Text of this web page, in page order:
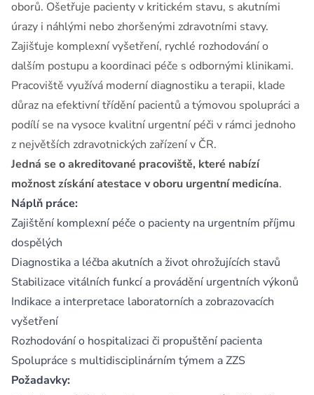
oborů. Ošetřuje pacienty v kritickém stavu, s akutními
úrazy i náhlými nebo zhoršenými zdravotními stavy.
Zajišťuje komplexní vyšetření, rychlé rozhodování o
dalším postupu a koordinaci péče s odbornými klinikami.
Pracoviště využívá moderní diagnostiku a terapii, klade
důraz na efektivní třídění pacientů a týmovou spolupráci a
podílí se na vysoce kvalitní urgentní péči v rámci jednoho
z největších zdravotnických zařízení v ČR.
Jedná se o akreditované pracoviště, které nabízí
možnost získání atestace v oboru urgentní medicína.
Náplň práce:
Zajištění komplexní péče o pacienty na urgentním příjmu
dospělých
Diagnostika a léčba akutních a život ohrožujících stavů
Stabilizace vitálních funkcí a provádění urgentních výkonů
Indikace a interpretace laboratorních a zobrazovacích
vyšetření
Rozhodování o hospitalizaci či propuštění pacienta
Spolupráce s multidisciplinárním týmem a ZZS
Požadavky: